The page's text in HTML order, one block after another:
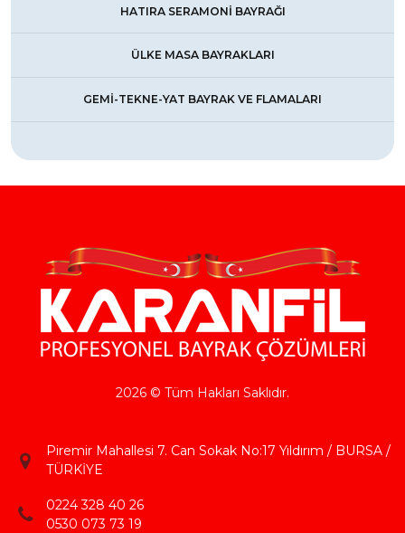
HATIRA SERAMONİ BAYRAĞI
ÜLKE MASA BAYRAKLARI
GEMİ-TEKNE-YAT BAYRAK VE FLAMALARI
2026 © Tüm Hakları Saklıdır.
Piremir Mahallesi 7. Can Sokak No:17 Yıldırım / BURSA /
TÜRKİYE
0224 328 40 26
0530 073 73 19